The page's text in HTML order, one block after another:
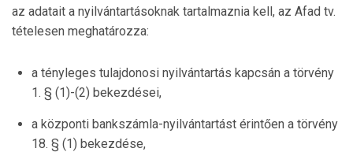
az adatait a nyilvántartásoknak tartalmaznia kell, az Afad tv.
tételesen meghatározza:
a tényleges tulajdonosi nyilvántartás kapcsán a tör­vény
1. § (1)-(2) bekezdései,
a központi bankszámla-nyilvántartást érintően a tör­vény
18. § (1) bekezdése,